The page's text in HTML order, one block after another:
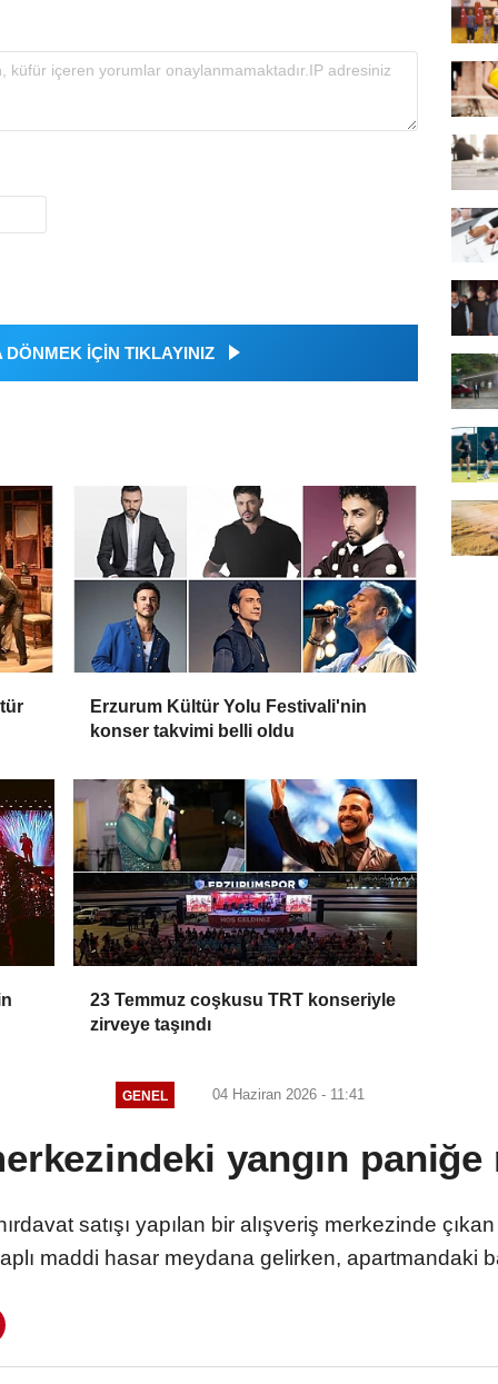
DÖNMEK İÇİN TIKLAYINIZ
Erzurum Kültür Yolu Festivali'nin
konser takvimi belli oldu
23 Temmuz coşkusu TRT konseriyle
zirveye taşındı
GENEL 04 Haziran 2026 - 11:41
yangın
satışı yapılan bir alışveriş merkezinde
maddi hasar meydana gelirken, apartmandaki